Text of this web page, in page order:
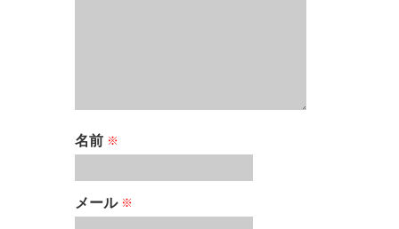
名前 ※
メール ※